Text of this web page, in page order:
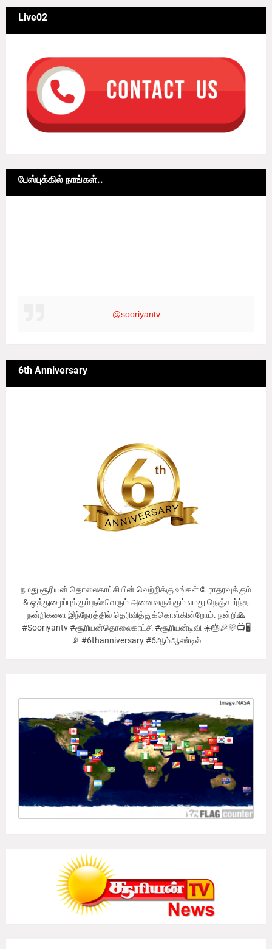
Live02
பேஸ்புக்கில் நாங்கள்..
@sooriyantv
6th Anniversary
நமது சூரியன் தொலைகாட்சியின் வெற்றிக்கு உங்கள் பேராதரவுக்கும்
& ஒத்துழைப்புக்கும் நல்கிவரும் அனைவருக்கும் எமது நெஞ்சார்ந்த
நன்றிகளை இந்நேரத்தில் தெரிவித்துக்கொள்கின்றோம். நன்றி🙏
#Sooriyantv #சூரியன்தொலைகாட்சி #சூரியன்டிவி ☀️🎂🎉🎊📺🖥
📡 #6thanniversary #6ஆம்ஆண்டில்